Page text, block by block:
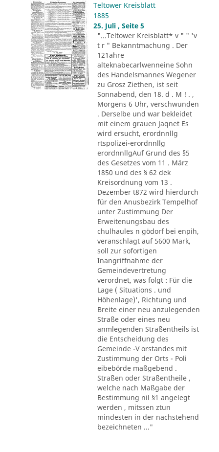
Teltower Kreisblatt
1885
25. Juli , Seite 5
"...Teltower Kreisblatt* v " " 'v
t r " Bekanntmachung . Der
121ahre
alteknabecarlwenneine Sohn
des Handelsmannes Wegener
zu Grosz Ziethen, ist seit
Sonnabend, den 18. d . M ! . ,
Morgens 6 Uhr, verschwunden
. Derselbe und war bekleidet
mit einem grauen Jaqnet Es
wird ersucht, erordnnllg
rtspolizei-erordnnllg
erordnnllgAuf Grund des §5
des Gesetzes vom 11 . März
1850 und des § 62 dek
Kreisordnung vom 13 .
Dezember t872 wird hierdurch
für den Anusbezirk Tempelhof
unter Zustimmung Der
Erweitenungsbau des
chulhaules n gödorf bei enpih,
veranschlagt auf 5600 Mark,
soll zur sofortigen
Inangriffnahme der
Gemeindevertretung
verordnet, was folgt : Für die
Lage ( Situations . und
Höhenlage)', Richtung und
Breite einer neu anzulegenden
Straße oder eines neu
anmlegenden Straßentheils ist
die Entscheidung des
Gemeinde -V orstandes mit
Zustimmung der Orts - Poli
eibebörde maßgebend .
Straßen oder Straßentheile ,
welche nach Maßgabe der
Bestimmung nil §1 angelegt
werden , mitssen ztun
mindesten in der nachstehend
bezeichneten ..."